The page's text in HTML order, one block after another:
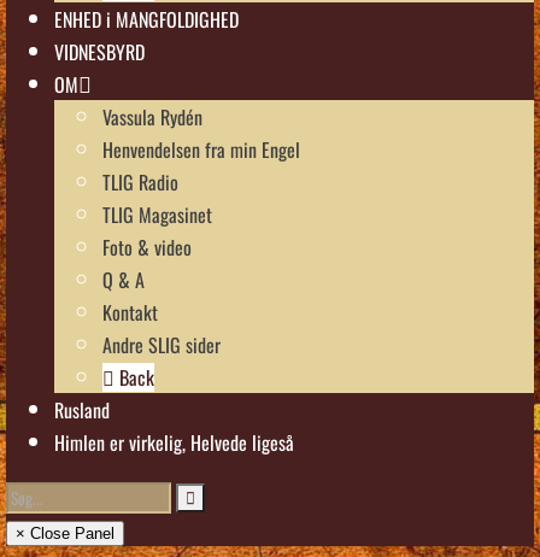
ENHED i MANGFOLDIGHED
VIDNESBYRD
OM
Vassula Rydén
Henvendelsen fra min Engel
TLIG Radio
TLIG Magasinet
Foto & video
Q & A
Kontakt
Andre SLIG sider
Back
Rusland
Himlen er virkelig, Helvede ligeså
× Close Panel